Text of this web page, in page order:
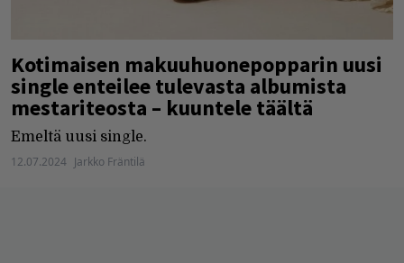
Kotimaisen makuuhuonepopparin uusi
single enteilee tulevasta albumista
mestariteosta – kuuntele täältä
Emeltä uusi single.
12.07.2024 Jarkko Fräntilä